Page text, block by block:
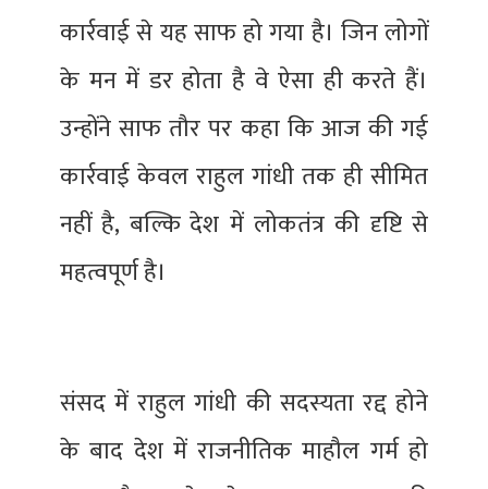
कार्रवाई से यह साफ हो गया है। जिन लोगों
के मन में डर होता है वे ऐसा ही करते हैं।
उन्होंने साफ तौर पर कहा कि आज की गई
कार्रवाई केवल राहुल गांधी तक ही सीमित
नहीं है, बल्कि देश में लोकतंत्र की दृष्टि से
महत्वपूर्ण है।
संसद में राहुल गांधी की सदस्यता रद्द होने
के बाद देश में राजनीतिक माहौल गर्म हो